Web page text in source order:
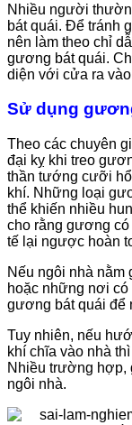
Nhiều người
bát quái. Để tránh
nên làm theo chỉ
gương bát quái.
diện với cửa ra
Sử dụng
Theo các chuyên
đại kỵ khi treo
thần tướng cưỡi
khí. Những loại
thể khiến nhiều
cho rằng gương
tế lại ngược hoàn
Nếu ngôi nhà nằm
hoặc những nơi có
gương bát quái để
Tuy nhiên, nếu
khí chĩa vào nhà
Nhiều trường hợp,
ngôi nhà.